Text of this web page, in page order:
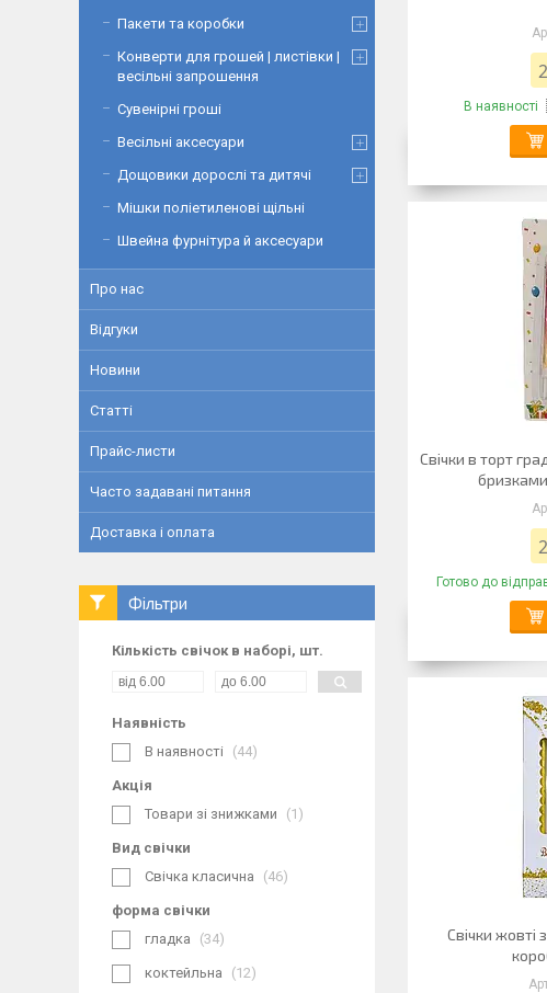
В наявності
Свічки в торт
Готово до
Свічки жовті
Пакети та коробки
Конверти для грошей | листівки |
весільні запрошення
Сувенірні гроші
Весільні аксесуари
Дощовики дорослі та дитячі
Мішки поліетиленові щільні
Швейна фурнітура й аксесуари
Про нас
Відгуки
Новини
Статті
Прайс-листи
Часто задавані питання
Доставка і оплата
Фільтри
Кількість свічок в наборі, шт.
Наявність
В наявності
44
Акція
Товари зі знижками
1
Вид свічки
Свічка класична
46
форма свічки
гладка
34
коктейльна 12